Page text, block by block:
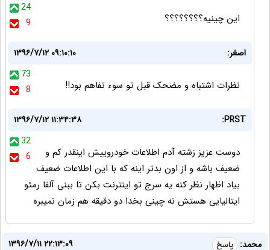
24
9
این چینیه؟؟؟؟؟؟؟؟
اصغر:
۱۳۹۶/۷/۱۲ ۰۹:۱۰:۱۰
73
8
نظرات اشتباه و مضحک قبل تو سوء تفاهم بود!!
PRST:
۱۳۹۶/۷/۱۲ ۱۱:۳۴:۳۸
32
6
دوست عزیز زشته آدم اطلاعات خودروییش اینقدر کم و
ضعیف باشه و از اون بدتر اینه که با این اطلاعات ضعیف
بیاد اظهار نظر کنه یه سرج تو اینترنت بکن تا ببنی آلفا رمئو
ایتالیایی هستش نه چینی بخدا دو دقیقه هم زمان نمیبره
محمد: پاسخ
۱۳۹۶/۷/۱۱ ۲۲:۱۳:۰۹